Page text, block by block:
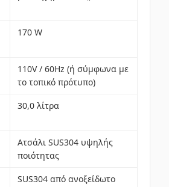
170 W
110V / 60Hz (ή σύμφωνα με
το τοπικό πρότυπο)
30,0 λίτρα
Ατσάλι SUS304 υψηλής
ποιότητας
SUS304 από ανοξείδωτο